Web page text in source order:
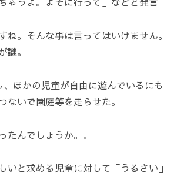
。そんな事は言ってはいけません。
謎。
ほかの児童が自由に遊んでいるにも
ないで園庭等を走らせた。
たんでしょうか。。
と求める児童に対して「うるさい」